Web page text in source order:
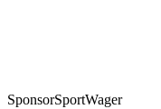
SponsorSportWager